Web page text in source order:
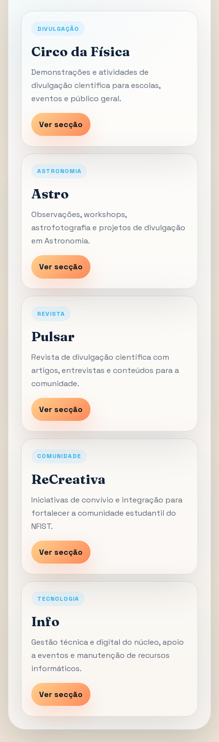
DIVULGAÇÃO
Circo da Física
Demonstrações e atividades de
divulgação científica para escolas,
eventos e público geral.
Ver secção
ASTRONOMIA
Astro
Observações, workshops,
astrofotografia e projetos de divulgação
em Astronomia.
Ver secção
REVISTA
Pulsar
Revista de divulgação científica com
artigos, entrevistas e conteúdos para a
comunidade.
Ver secção
COMUNIDADE
ReCreativa
Iniciativas de convívio e integração para
fortalecer a comunidade estudantil do
NFIST.
Ver secção
TECNOLOGIA
Info
Gestão técnica e digital do núcleo, apoio
a eventos e manutenção de recursos
informáticos.
Ver secção